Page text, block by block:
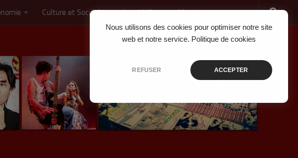
Nous utilisons des cookies pour optimiser notre site
web et notre service. Politique de cookies
REFUSER ACCEPTER
Culture et Société Jeux Vidéo Musique